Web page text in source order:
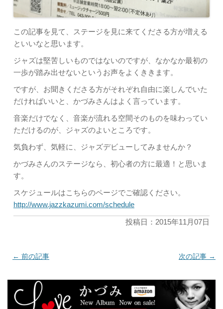
この記事を見て、ステージを見に来てくださる方が増える
といいなと思います。
ジャズは堅苦しいものではないのですが、なかなか最初の
一歩が踏み出せないというお声をよくききます。
ですが、お聞きくださる方がそれぞれ自由に楽しんでいた
だければいいと、かづみさんはよく言っています。
音楽だけでなく、音楽が流れる空間そのものを味わってい
ただけるのが、ジャズのよいところです。
気負わず、気軽に、ジャズデビューしてみませんか？
かづみさんのステージなら、初心者の方に最適！と思いま
す。
スケジュールはこちらのページでご確認ください。
http://www.jazzkazumi.com/schedule
投稿日：2015年11月07日
← 前の記事 次の記事 →